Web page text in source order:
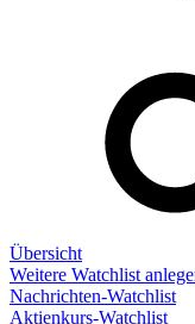
Übersicht
Weitere Watchlist
Nachrichten-Watchlist
Aktienkurs-Watchlist